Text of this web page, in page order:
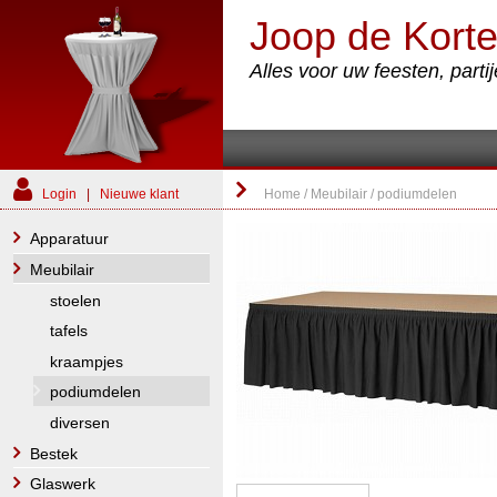
Joop de
Alles voor uw feesten,
Login Nieuwe klant Home / Meubilair / podiumdelen
Apparatuur
Meubilair
stoelen
tafels
kraampjes
podiumdelen
diversen
Bestek
Glaswerk